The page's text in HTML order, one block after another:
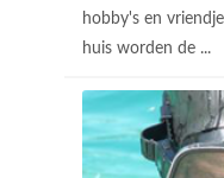
hobby's en
huis worden de ...